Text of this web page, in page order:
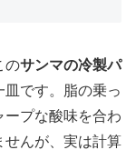
のサンマの冷製パ
です。脂の乗っ
ープな酸味を合わ
んが、実は計算